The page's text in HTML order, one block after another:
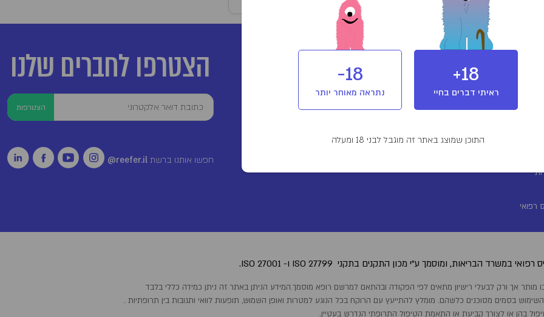
רפואי
הצטרפו לחברים שלנו
הצטרפות
חפשו אותנו ברשת reefer.il@
רפואי במשרד הבריאות, ומוסמך ע"י מכון התקנים בתקני .ISO 27001 -ו ISO 27799
בסמים מסוכנים כלשהם. מומלץ להתייעץ עם הרוקח בכל הנוגע למטרות ואופן השמוש, תופעות לוואי ותגובות בין תרופתיות .
בהן או לצורך קביעת או התאמת הטיפול התרופתי הנדרש בעטיין.
18+
ראיתי דברים בחיי
18-
נתראה מאוחר יותר
התוכן שמוצג באתר זה מוגבל לבני 18 ומעלה